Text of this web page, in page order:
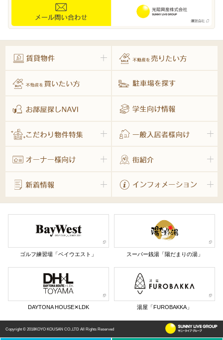
ゴルフ練習場「ベイウエスト」 スーパー銭湯「陽だまりの湯」
DAYTONA HOUSE✕LDK 湯屋「FUROBAKKA」
Copyright © 2018KOYO KOUSAN CO.,LTD All Rights Reserved